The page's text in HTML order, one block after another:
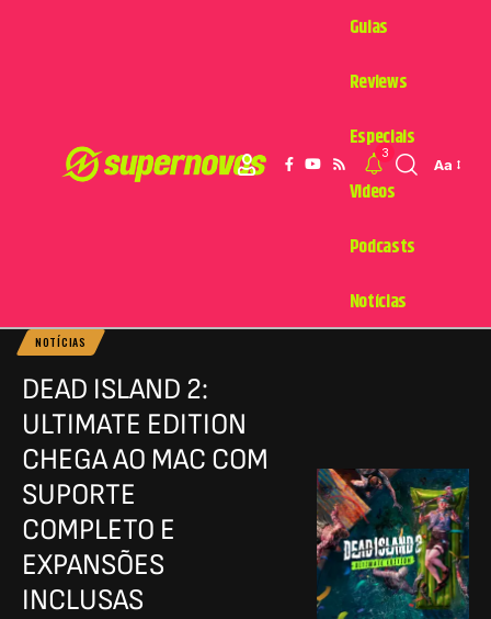
Guias
Reviews
Especiais
Videos
Podcasts
Notícias
3
Aa
NOTÍCIAS
DEAD ISLAND 2:
ULTIMATE EDITION
CHEGA AO MAC COM
SUPORTE
COMPLETO E
EXPANSÕES
INCLUSAS